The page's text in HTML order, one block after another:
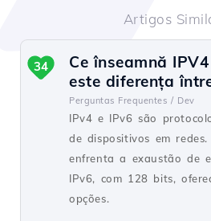
Artigos
Ce înseamnă
este diferența
Perguntas Frequentes / Dev
IPv4 e IPv6 são
de dispositivos em
enfrenta a exaustão de
IPv6, com 128 bits,
opções.
34